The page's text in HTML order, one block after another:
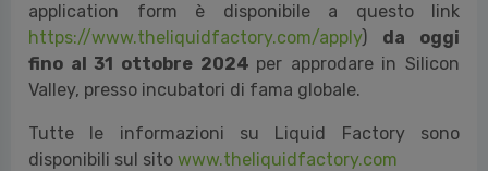
application form è disponibile a questo link
https://www.theliquidfactory.com/apply) da oggi
fino al 31 ottobre 2024 per approdare in Silicon
Valley, presso incubatori di fama globale.
Tutte le informazioni su Liquid Factory sono
disponibili sul sito www.theliquidfactory.com